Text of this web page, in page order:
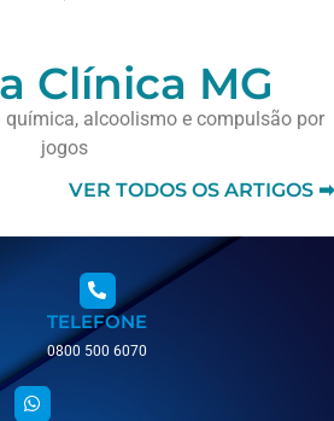
Clínica MG
química, alcoolismo e compulsão por
jogos
VER TODOS OS ARTIGOS ➡
TELEFONE
0800 500 6070